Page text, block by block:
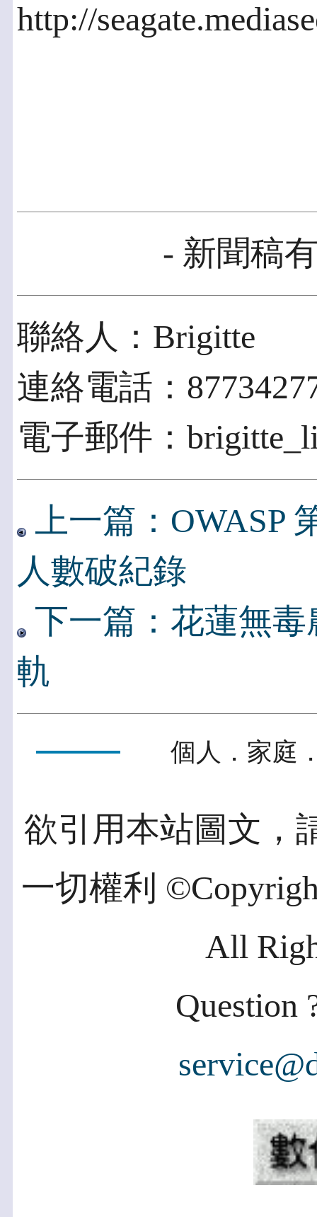
http://
- 新聞稿
聯絡人：Brigitte
連絡電話：
電子郵件：
上一篇：OWASP
人數破紀錄
下一篇：花蓮無
軌
個人．家庭
欲引用本站圖文，
一切權利
All
Question